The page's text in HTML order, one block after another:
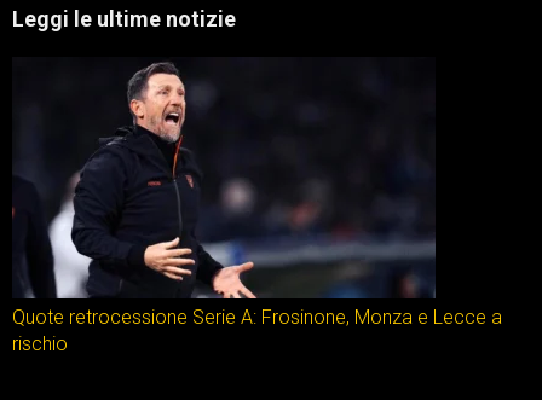
Leggi le ultime notizie
Quote retrocessione Serie A: Frosinone, Monza e Lecce a
rischio